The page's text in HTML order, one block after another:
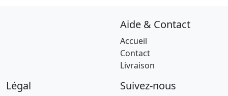
Aide & Contact
Accueil
Contact
Livraison
Légal Suivez-nous